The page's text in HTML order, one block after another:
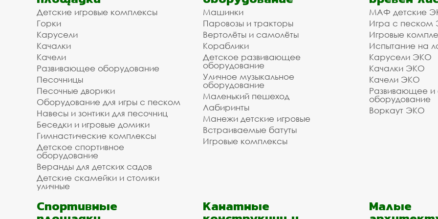
Мы готовы сделать скидку от объёма для застройщика, управляющей компании, детского сада,
Ивантеевке. Мы рассчитаем Ваш проект, поможем подобрать материалы и оборудование - Вам
заявку на сайте.
Доступная цена на баскетбольные и
стационарные со щитом (взрослые и детские) в
и монтажом
Мы организуем для вас доставку и установку оборудования. Наши монтажники имеют весь
/ укладки. Зделайте заказ на баскетбольные и волейбольные стойки уличные стационарные со
мы готовы взять на себя организацию перевозки и монтажа в Ивантеевке и городском округе
объёма заказа и расстояния до объекта. Позвоните и уточните информацию у наших
обратной связи или сделайте заказ с списком необходимого вам оборудования.
Инвестпроект благодарит вас за то, что пользуетесь услугами нашей компании!
Звоните, мы всегда готовы помочь и оперативно выполнить даже очень сложный заказ.
Детские игровые комплексы
Горки
Карусели
Качалки
Качели
Развивающее оборудование
Песочницы
Песочные дворики
Оборудование для игры с песком
Навесы и зонтики для песочниц
Беседки и игровые домики
Гимнастические комплексы
Детское спортивное
оборудование
Веранды для детских садов
Детские скамейки и столики
уличные
Машинки
Паровозы и тракторы
Вертолёты и самолёты
Кораблики
Детское развивающее
оборудование
Уличное музыкальное
оборудование
Маленький пешеход
Лабиринты
Манежи детские игровые
Встраиваемые батуты
Игровые комплексы
МАФ детские
Игра с песком
Игровые
Испытание на
Карусели ЭКО
Качалки ЭКО
Качели ЭКО
Развивающее
оборудование
Воркаут ЭКО
Спортивные Канатные Малые